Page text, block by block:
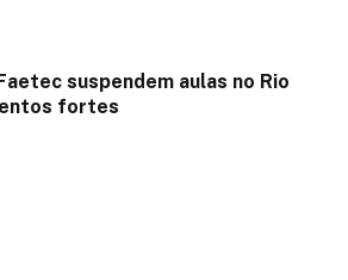
suspendem aulas no Rio
fortes